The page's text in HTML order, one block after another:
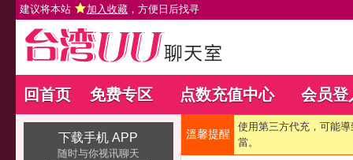
建议将本站 加入收藏 ，方便日后找寻
回首页 免费专区 点数充值中心 会员登
下载手机 APP
随时与你视讯聊天
溫馨提醒
使用第三方代充，可能
當。